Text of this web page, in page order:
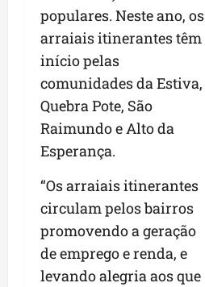
populares. Neste ano, os
arraiais itinerantes têm
início pelas
comunidades da Estiva,
Quebra Pote, São
Raimundo e Alto da
Esperança.
“Os arraiais itinerantes
circulam pelos bairros
promovendo a geração
de emprego e renda, e
levando alegria aos que